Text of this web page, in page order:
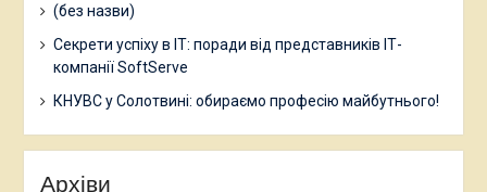
(без назви)
Секрети успіху в ІТ: поради від представників ІТ-
компанії SoftServe
КНУВС у Солотвині: обираємо професію майбутнього!
Архіви